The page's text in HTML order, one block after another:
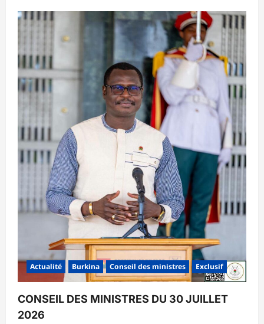
Actualité Burkina Conseil des ministres Exclusif
CONSEIL DES MINISTRES DU 30 JUILLET
2026